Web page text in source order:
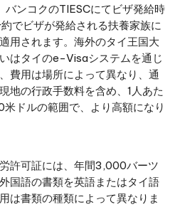
ンコクのTIESCにてビザ発給時
でビザが発給される扶養家族に
用されます。海外のタイ王国大
はタイのe-Visaシステムを通じ
費用は場所によって異なり、通
地の行政手数料を含め、1人あた
ドルの範囲で、より高額になり
許可証には、年間3,000バーツ
国語の書類を英語またはタイ語
は書類の種類によって異なりま